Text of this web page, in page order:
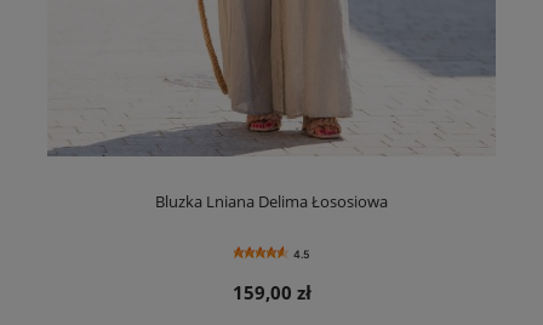
Bluzka Lniana Delima Łososiowa
4.5
159,00 zł